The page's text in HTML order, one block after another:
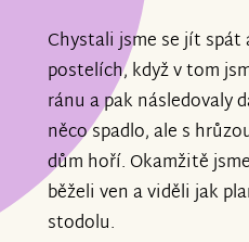
Chystali jsme se jít spát
postelích, když v tom
ránu a pak následovaly
něco spadlo, ale s
dům hoří. Okamžitě
běželi ven a viděli jak
stodolu.